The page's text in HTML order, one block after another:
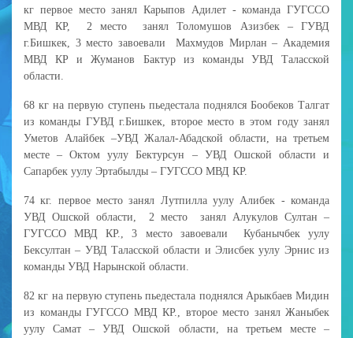
кг первое место занял Карыпов Адилет - команда ГУГССО
МВД КР, 2 место занял Толомушов Азизбек – ГУВД
г.Бишкек, 3 место завоевали Махмудов Мирлан – Академия
МВД КР и Жуманов Бактур из команды УВД Таласской
области.
68 кг на первую ступень пьедестала поднялся Бообеков Талгат
из команды ГУВД г.Бишкек, второе место в этом году занял
Уметов Алайбек –УВД Жалал-Абадской области, на третьем
месте – Октом уулу Бектурсун – УВД Ошской области и
Сапарбек уулу Эртабылды – ГУГССО МВД КР.
74 кг. первое место занял Лутпилла уулу Алибек - команда
УВД Ошской области, 2 место занял Алукулов Султан –
ГУГССО МВД КР., 3 место завоевали Кубанычбек уулу
Бексултан – УВД Таласской области и Элисбек уулу Эрнис из
команды УВД Нарынской области.
82 кг на первую ступень пьедестала поднялся Арыкбаев Мидин
из команды ГУГССО МВД КР., второе место занял Жаныбек
уулу Самат – УВД Ошской области, на третьем месте –